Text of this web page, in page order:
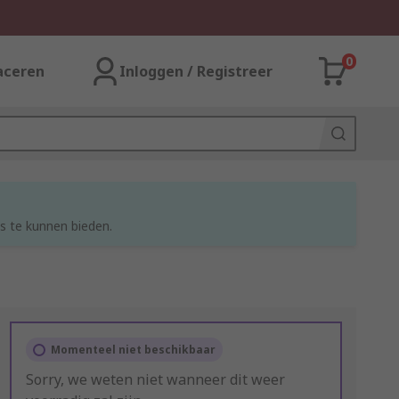
Inloggen / Registreer
0
te kunnen bieden.
Momenteel niet beschikbaar
Sorry, we weten niet wanneer dit weer